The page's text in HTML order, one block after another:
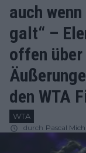
auch
galt“ –
offen
den WTA
WTA
durch Pascal